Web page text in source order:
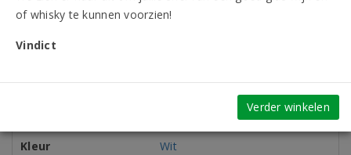
Vindict
760 beoordelingen
Kleur
Wit
of whisky te kunnen voorzien!
Vindict
Verder winkelen